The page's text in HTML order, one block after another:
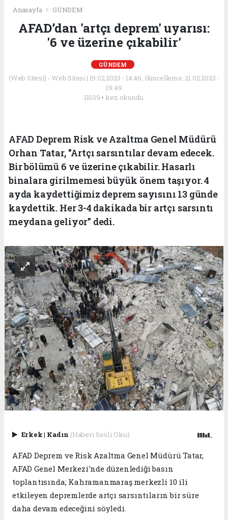
Anasayfa GÜNDEM
AFAD’dan 'artçı deprem' uyarısı:
'6 ve üzerine çıkabilir'
GÜNDEM
(Web Sitesi) - Web Sitesi | 19.02.2023 - 14:46, Güncelleme: 21.02.2023 -
19:49
11039+ kez okundu.
AFAD Deprem Risk ve Azaltma Genel Müdürü
Orhan Tatar, "Artçı sarsıntılar devam edecek.
Bir bölümü 6 ve üzerine çıkabilir. Hasarlı
binalara girilmemesi büyük önem taşıyor. 4
ayda kaydettiğimiz deprem sayısını 13 günde
kaydettik. Her 3-4 dakikada bir artçı sarsıntı
meydana geliyor" dedi.
Erkek| Kadın (Haberi Sesli Oku)
AFAD Deprem ve Risk Azaltma Genel Müdürü Tatar,
AFAD Genel Merkezi'nde düzenlediği basın
toplantısında; Kahramanmaraş merkezli 10 ili
etkileyen depremlerde artçı sarsıntıların bir süre
daha devam edeceğini söyledi.